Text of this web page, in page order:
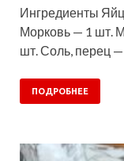
Ингредиенты
Морковь — 1 шт.
шт. Соль, перец
ПОДРОБНЕЕ